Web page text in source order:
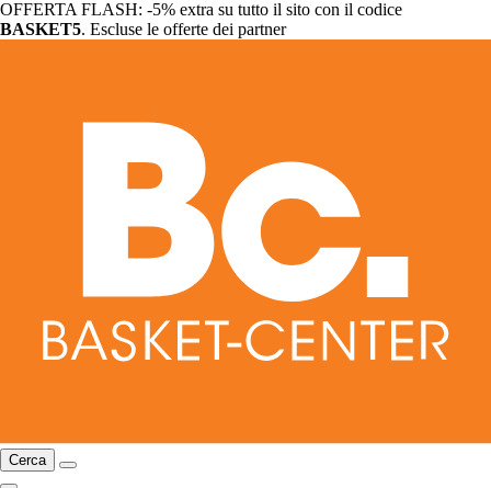
OFFERTA FLASH: -5% extra su tutto il sito con il codice
BASKET5. Escluse le offerte dei partner
Cerca